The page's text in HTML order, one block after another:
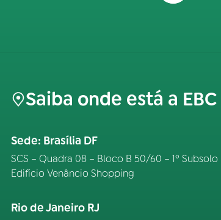
Saiba onde está a EBC
Sede: Brasília DF
SCS – Quadra 08 – Bloco B 50/60 – 1º Subsolo
Edifício Venâncio Shopping
Rio de Janeiro RJ